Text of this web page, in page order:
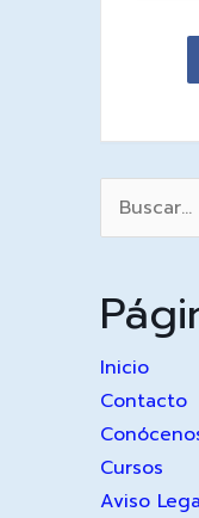
Buscar
por:
Inicio
Contacto
Cursos
Aviso